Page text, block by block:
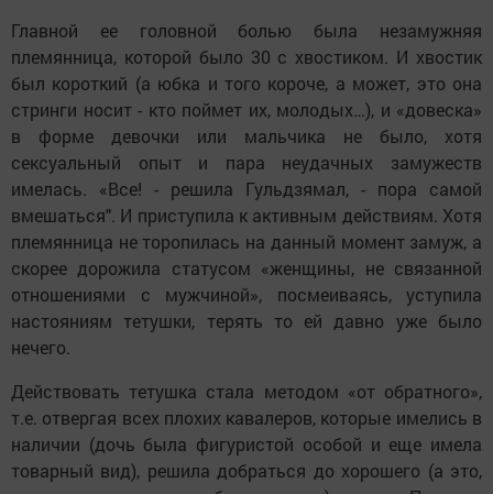
Главной ее головной болью была незамужняя
племянница, которой было 30 с хвостиком. И хвостик
был короткий (а юбка и того короче, а может, это она
стринги носит - кто поймет их, молодых…), и «довеска»
в форме девочки или мальчика не было, хотя
сексуальный опыт и пара неудачных замужеств
имелась. «Все! - решила Гульдзямал, - пора самой
вмешаться". И приступила к активным действиям. Хотя
племянница не торопилась на данный момент замуж, а
скорее дорожила статусом «женщины, не связанной
отношениями с мужчиной», посмеиваясь, уступила
настояниям тетушки, терять то ей давно уже было
нечего.
Действовать тетушка стала методом «от обратного»,
т.е. отвергая всех плохих кавалеров, которые имелись в
наличии (дочь была фигуристой особой и еще имела
товарный вид), решила добраться до хорошего (а это,